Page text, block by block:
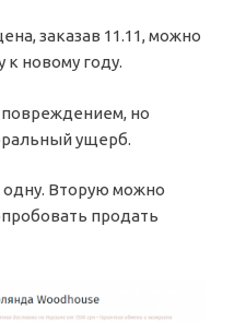
заказав 11.11, можно
к новому году.
повреждением, но
ущерб.
одну. Вторую можно
продать